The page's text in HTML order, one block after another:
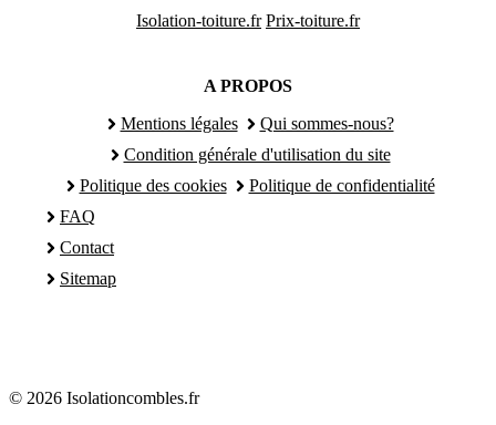
Isolation-toiture.fr Prix-toiture.fr
A PROPOS
Mentions légales
Qui sommes-nous?
Condition générale d'utilisation du site
Politique des cookies
Politique de confidentialité
FAQ
Contact
Sitemap
© 2026 Isolationcombles.fr